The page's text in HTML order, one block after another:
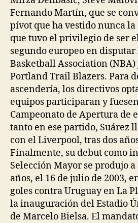
Fernando Martín, que se
pívot que ha vestido nunca
que tuvo el privilegio de ser
segundo europeo en
Basketball Association
Portland Trail Blazers. Para
ascendería, los directivos
equipos participaran y
Campeonato de Apertura de
tanto en ese partido, Suárez
con el Liverpool, tras dos
Finalmente, su debut como
Selección Mayor se produjo
años, el 16 de julio de 2003,
goles contra Uruguay en La
la inauguración del Estadio
de Marcelo Bielsa. El